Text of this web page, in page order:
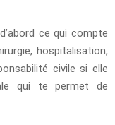
ce qui compte
hospitalisation,
civile si elle
qui te permet de